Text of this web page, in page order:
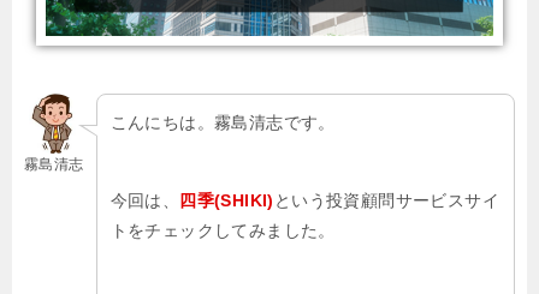
霧島清志
こんにちは。霧島清志です。
今回は、 四季(SHIKI) という投資顧問サービスサイ
トをチェックしてみました。